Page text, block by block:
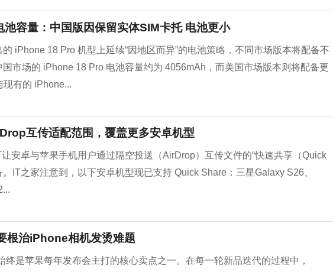
容量：中国版因保留实体SIM卡托 电池更小
iPhone 18 Pro 机型上延续“因地区而异”的电池策略，不同市场版本将配备不
市场的 iPhone 18 Pro 电池容量约为 4056mAh，而美国市场版本则将配备更
现有的 iPhone...
互传适配范围，覆盖更多安卓机型
安卓与苹果手机用户通过隔空投送（AirDrop）互传文件的“快速共享（Quick
IT之家注意到，以下安卓机型现已支持 Quick Share：三星Galaxy S26、
根治iPhone相机发烫难题
是苹果每年发布会主打的核心卖点之一。在每一轮新品迭代的过程中，